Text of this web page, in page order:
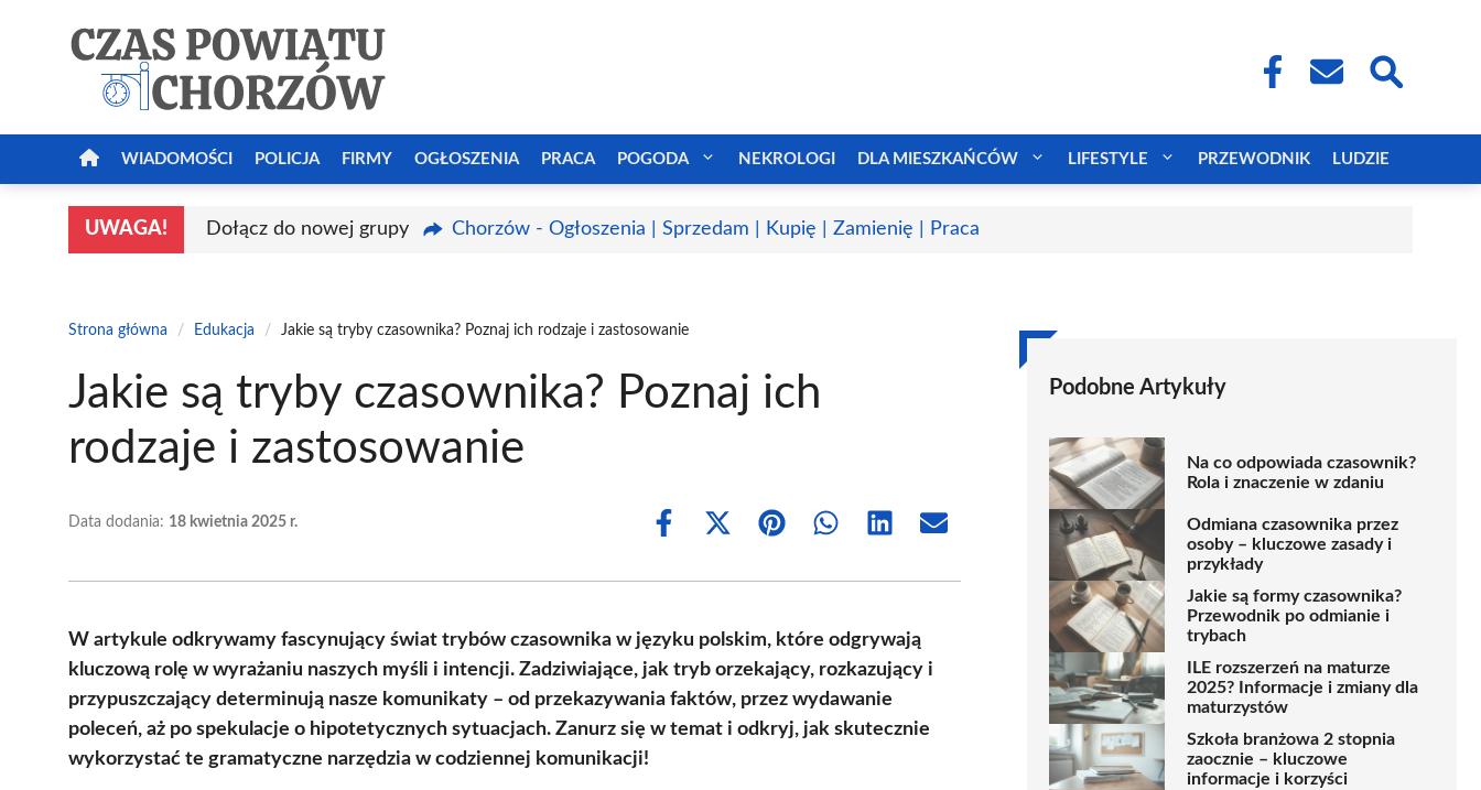
WIADOMOŚCI POLICJA FIRMY OGŁOSZENIA PRACA POGODA NEKROLOGI DLA MIESZKAŃCÓW LIFESTYLE PRZEWODNIK LUDZIE
UWAGA! Dołącz do nowej grupy Chorzów - Ogłoszenia | Sprzedam | Kupię | Zamienię | Praca
Strona główna / Edukacja / Jakie są tryby czasownika? Poznaj ich rodzaje i zastosowanie
Jakie są tryby czasownika? Poznaj ich
rodzaje i zastosowanie
Data dodania: 18 kwietnia 2025 r.
Share
Share
(Twitter)
Share Share Share Share
W artykule odkrywamy fascynujący świat trybów czasownika w języku polskim, które odgrywają
kluczową rolę w wyrażaniu naszych myśli i intencji. Zadziwiające, jak tryb orzekający, rozkazujący i
przypuszczający determinują nasze komunikaty – od przekazywania faktów, przez wydawanie
poleceń, aż po spekulacje o hipotetycznych sytuacjach. Zanurz się w temat i odkryj, jak skutecznie
wykorzystać te gramatyczne narzędzia w codziennej komunikacji!
Podobne Artykuły
Na co odpowiada czasownik?
Rola i znaczenie w zdaniu
Odmiana czasownika przez
osoby – kluczowe zasady i
przykłady
Jakie są formy czasownika?
Przewodnik po odmianie i
trybach
ILE rozszerzeń na maturze
2025? Informacje i zmiany dla
maturzystów
Szkoła branżowa 2 stopnia
zaocznie – kluczowe
informacje i korzyści